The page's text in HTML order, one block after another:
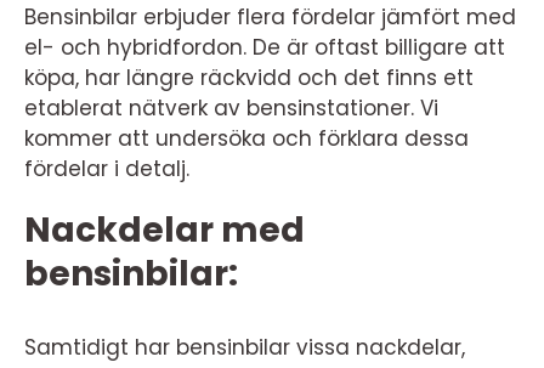
Bensinbilar erbjuder flera fördelar jämfört med
el- och hybridfordon. De är oftast billigare att
köpa, har längre räckvidd och det finns ett
etablerat nätverk av bensinstationer. Vi
kommer att undersöka och förklara dessa
fördelar i detalj.
Nackdelar med
bensinbilar:
Samtidigt har bensinbilar vissa nackdelar,